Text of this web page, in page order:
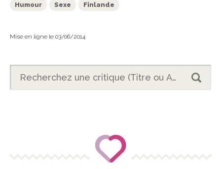
Humour Sexe Finlande
Mise en ligne le 03/06/2014